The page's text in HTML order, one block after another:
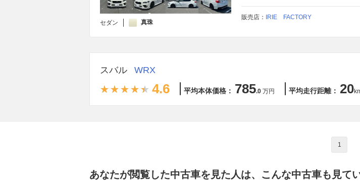
セダン 真珠
販売店： IRIE FACTORY
スバル WRX
4.6 平均本体価格： 785.0 万円 平均走行距離： 20
1
あなたが閲覧した中古車を見た人は、こんな中古車も見て